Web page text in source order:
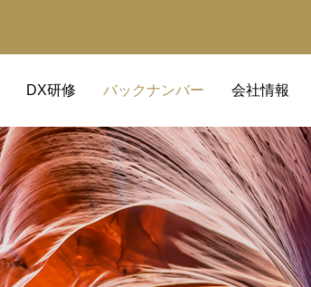
DX研修 バックナンバー 会社情報